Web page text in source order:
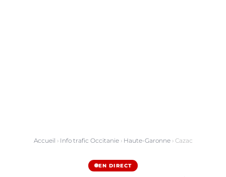
Accueil › Info trafic Occitanie› Haute-Garonne› Cazac
EN DIRECT